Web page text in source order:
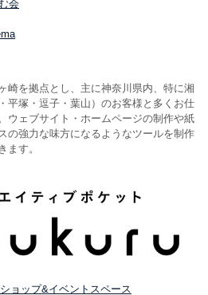
会
崎を拠点とし、主に神奈川県内、特に湘
平塚・逗子・葉山）のお客様と多くお仕
ウェブサイト・ホームページの制作や紙
の強力な味方になるようなツールを制作
ます。
ョップ&イベントスペース